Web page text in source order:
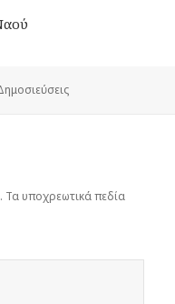
Τα υποχρεωτικά πεδία